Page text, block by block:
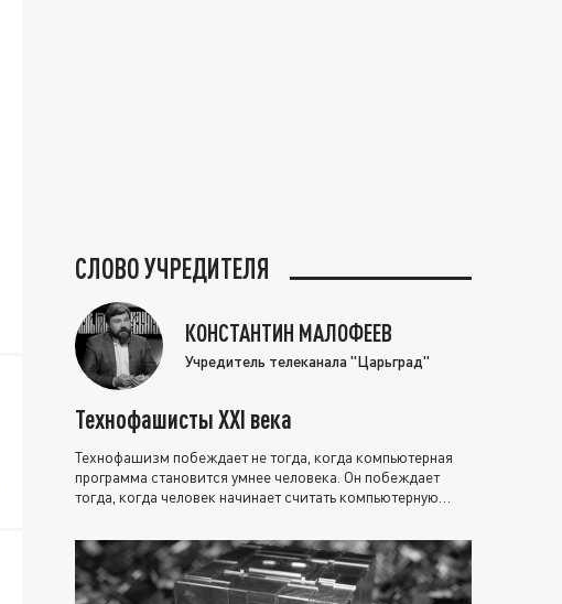
СЛОВО УЧРЕДИТЕЛЯ
КОНСТАНТИН МАЛОФЕЕВ
Учредитель телеканала "Царьград"
Технофашисты XXI века
Технофашизм побеждает не тогда, когда компьютерная
программа становится умнее человека. Он побеждает
тогда, когда человек начинает считать компьютерную